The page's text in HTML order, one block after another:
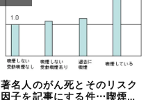
著名人のがん死とそのリスク
因子を記事にする件⋯喫煙…